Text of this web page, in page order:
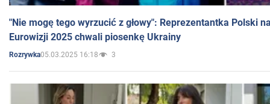
"Nie mogę tego wyrzucić z głowy": Reprezentantka Polski
Eurowizji 2025 chwali piosenkę Ukrainy
Rozrywka05.03.2025 16:18 3